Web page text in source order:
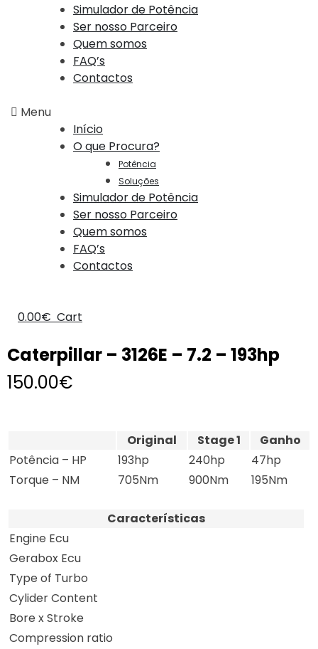
Simulador de Potência
Ser nosso Parceiro
Quem somos
FAQ’s
Contactos
Menu
Início
O que Procura?
Potência
Soluções
Simulador de Potência
Ser nosso Parceiro
Quem somos
FAQ’s
Contactos
0.00€ Cart
Caterpillar – 3126E – 7.2 – 193hp
150.00€
Original Stage 1
Ganho
Potência – HP
193hp 240hp
47hp
Torque – NM
705Nm 900Nm 195Nm
Características
Engine Ecu
Gerabox Ecu
Type of Turbo
Cylider Content
Bore x Stroke
Compression ratio